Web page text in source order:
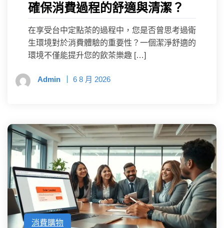
確保消費過程的舒適與清潔？
在享受台中定點茶的過程中，您是否曾思考過衛
生環境對於消費體驗的重要性？一個潔淨舒適的
環境不僅能提升您的飲茶樂趣 […]
Admin 6 8 月 2026
消費購物